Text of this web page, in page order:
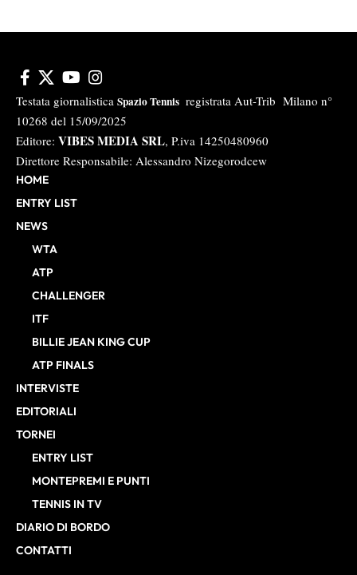
Testata giornalistica Spazio Tennis registrata Aut-Trib Milano n°
10268 del 15/09/2025
Editore: VIBES MEDIA SRL, P.iva 14250480960
Direttore Responsabile: Alessandro Nizegorodcew
HOME
ENTRY LIST
NEWS
WTA
ATP
CHALLENGER
ITF
BILLIE JEAN KING CUP
ATP FINALS
INTERVISTE
EDITORIALI
TORNEI
ENTRY LIST
MONTEPREMI E PUNTI
TENNIS IN TV
DIARIO DI BORDO
CONTATTI